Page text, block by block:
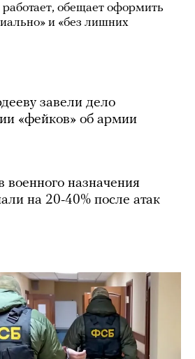
обещает оформить
и «без лишних
завели дело
«фейков» об армии
военного назначения
на 20-40% после атак